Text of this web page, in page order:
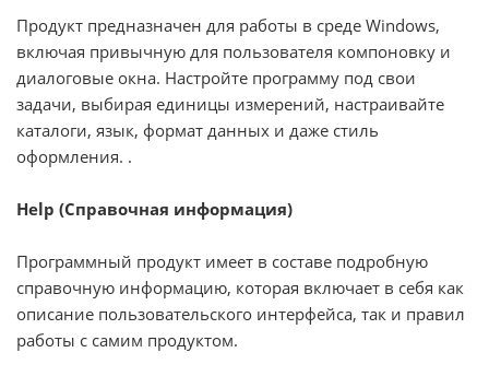
Продукт предназначен для работы в среде Windows,
включая привычную для пользователя компоновку и
диалоговые окна. Настройте программу под свои
задачи, выбирая единицы измерений, настраивайте
каталоги, язык, формат данных и даже стиль
оформления. .
Help (Справочная информация)
Программный продукт имеет в составе подробную
справочную информацию, которая включает в себя как
описание пользовательского интерфейса, так и правил
работы с самим продуктом.